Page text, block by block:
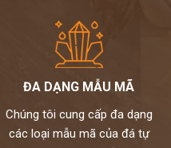
ĐA DẠNG MẪU MÃ
Chúng tôi cung cấp đa dạng
các loại mẫu mã của đá tự